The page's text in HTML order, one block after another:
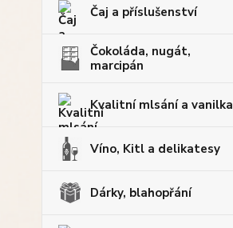
Čaj a příslušenství
Čokoláda, nugát,
marcipán
Kvalitní mlsání a vanilka
Víno, Kitl a delikatesy
Dárky, blahopřání